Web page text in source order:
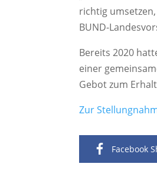
richtig
BUND-
Bereits 2020
einer
Gebot zum
Zur
Facebook